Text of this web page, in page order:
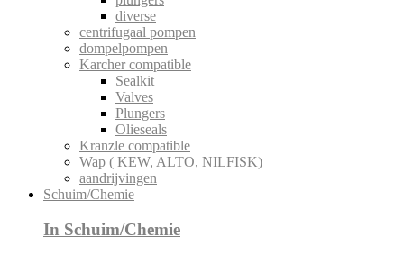
diverse
centrifugaal pompen
dompelpompen
Karcher compatible
Sealkit
Valves
Plungers
Olieseals
Kranzle compatible
Wap ( KEW, ALTO, NILFISK)
aandrijvingen
Schuim/Chemie
In Schuim/Chemie